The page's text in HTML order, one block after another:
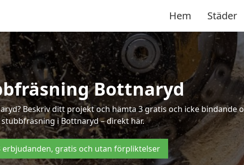
Hem Städer
Bottnaryd
Beskriv ditt projekt och hämta 3 gratis och icke
stubbfräsning i Bottnaryd – direkt här.
erbjudanden, gratis och utan förpliktelser